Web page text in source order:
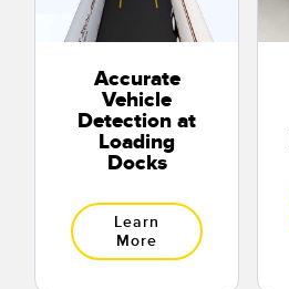
Accurate
Vehicle
Detection at
Loading
Docks
Learn
More